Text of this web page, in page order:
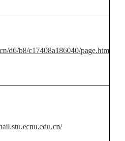
d6/b8/c17408a186040/page.htm